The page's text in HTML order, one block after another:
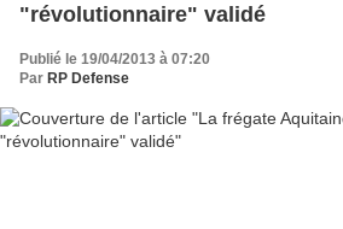
"révolutionnaire" validé
Publié le 19/04/2013 à 07:20
Par RP Defense